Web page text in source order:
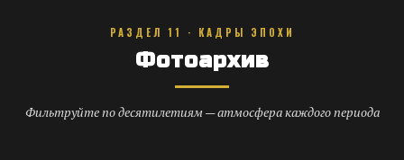
РАЗДЕЛ 11 · КАДРЫ ЭПОХИ
Фотоархив
Фильтруйте по десятилетиям — атмосфера каждого периода